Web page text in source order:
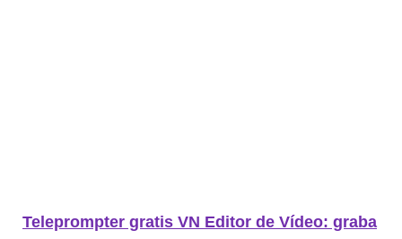
Teleprompter gratis VN Editor de Vídeo: graba